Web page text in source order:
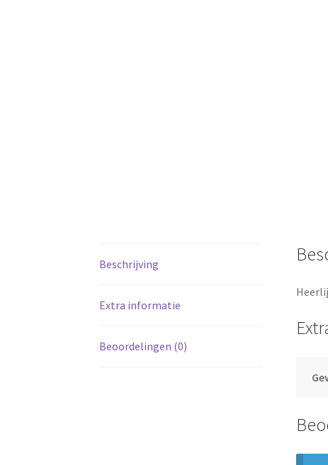
Beschrijving
Extra informatie
Beoordelingen (0)